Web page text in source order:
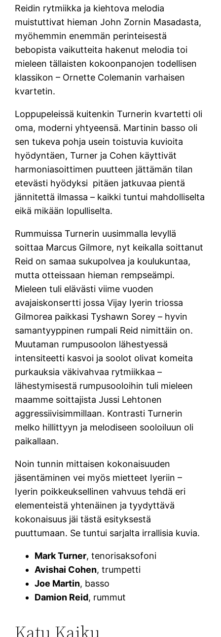
Reidin rytmiikka ja kiehtova melodia
muistuttivat hieman John Zornin Masadasta,
myöhemmin enemmän perinteisestä
bebopista vaikutteita hakenut melodia toi
mieleen tällaisten kokoonpanojen todellisen
klassikon – Ornette Colemanin varhaisen
kvartetin.
Loppupeleissä kuitenkin Turnerin kvartetti oli
oma, moderni yhtyeensä. Martinin basso oli
sen tukeva pohja usein toistuvia kuvioita
hyödyntäen, Turner ja Cohen käyttivät
harmoniasoittimen puutteen jättämän tilan
etevästi hyödyksi pitäen jatkuvaa pientä
jännitettä ilmassa – kaikki tuntui mahdolliselta
eikä mikään lopulliselta.
Rummuissa Turnerin uusimmalla levyllä
soittaa Marcus Gilmore, nyt keikalla soittanut
Reid on samaa sukupolvea ja koulukuntaa,
mutta otteissaan hieman rempseämpi.
Mieleen tuli elävästi viime vuoden
avajaiskonsertti jossa Vijay Iyerin triossa
Gilmorea paikkasi Tyshawn Sorey – hyvin
samantyyppinen rumpali Reid nimittäin on.
Muutaman rumpusoolon lähestyessä
intensiteetti kasvoi ja soolot olivat komeita
purkauksia väkivahvaa rytmiikkaa –
lähestymisestä rumpusooloihin tuli mieleen
maamme soittajista Jussi Lehtonen
aggressiivisimmillaan. Kontrasti Turnerin
melko hillittyyn ja melodiseen sooloiluun oli
paikallaan.
Noin tunnin mittaisen kokonaisuuden
jäsentäminen vei myös mietteet Iyeriin –
Iyerin poikkeuksellinen vahvuus tehdä eri
elementeistä yhtenäinen ja tyydyttävä
kokonaisuus jäi tästä esityksestä
puuttumaan. Se tuntui sarjalta irrallisia kuvia.
Mark Turner, tenorisaksofoni
Avishai Cohen, trumpetti
Joe Martin, basso
Damion Reid, rummut